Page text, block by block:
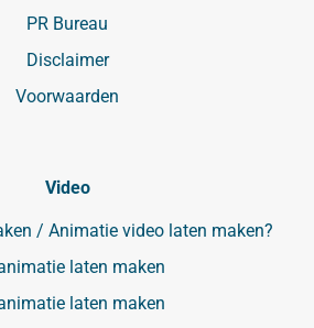
PR Bureau
Disclaimer
Voorwaarden
Video
/ Animatie video laten maken?
laten maken
laten maken